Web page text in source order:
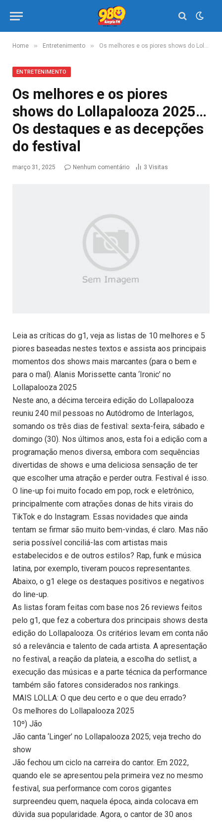
Home » Entretenimento » Os melhores e os piores shows do Lollapalooza 2025… Os destaques e as decepções do festival
ENTRETENIMENTO
Os melhores e os piores
shows do Lollapalooza 2025…
Os destaques e as decepções
do festival
março 31, 2025 Nenhum comentário 3 Visitas
Leia as críticas do g1, veja as listas de 10 melhores e 5
piores baseadas nestes textos e assista aos principais
momentos dos shows mais marcantes (para o bem e
para o mal). Alanis Morissette canta ‘Ironic’ no
Lollapalooza 2025
Neste ano, a décima terceira edição do Lollapalooza
reuniu 240 mil pessoas no Autódromo de Interlagos,
somando os três dias de festival: sexta-feira, sábado e
domingo (30). Nos últimos anos, esta foi a edição com a
programação menos diversa, embora com sequências
divertidas de shows e uma deliciosa sensação de ter
que escolher uma atração e perder outra. Festival é isso.
O line-up foi muito focado em pop, rock e eletrônico,
principalmente com atrações donas de hits virais do
TikTok e do Instagram. Essas novidades que ainda
tentam se firmar são muito bem-vindas, é claro. Mas não
seria possível conciliá-las com artistas mais
estabelecidos e de outros estilos? Rap, funk e música
latina, por exemplo, tiveram poucos representantes.
Abaixo, o g1 elege os destaques positivos e negativos
do line-up.
As listas foram feitas com base nos 26 reviews feitos
pelo g1, que fez a cobertura dos principais shows desta
edição do Lollapalooza. Os critérios levam em conta não
só a relevância e talento de cada artista. A apresentação
no festival, a reação da plateia, a escolha do setlist, a
execução das músicas e a parte técnica da performance
também são fatores considerados nos rankings.
MAIS LOLLA: O que deu certo e o que deu errado?
Os melhores do Lollapalooza 2025
10º) Jão
Jão canta ‘Linger’ no Lollapalooza 2025; veja trecho do
show
Jão fechou um ciclo na carreira do cantor. Em 2022,
quando ele se apresentou pela primeira vez no mesmo
festival, sua performance com coros gigantes
surpreendeu quem, naquela época, ainda colocava em
dúvida sua popularidade. Agora, o cantor de 30 anos